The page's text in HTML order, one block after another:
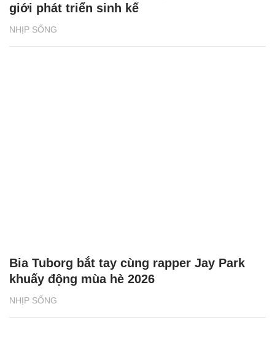
NHỊP SỐNG
giới phát triển sinh kế
NHỊP SỐNG
Bia Tuborg bắt tay cùng rapper Jay Park
khuấy động mùa hè 2026